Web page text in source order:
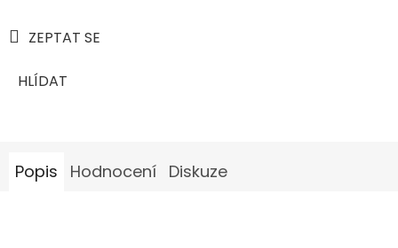
ZEPTAT SE
HLÍDAT
Popis Hodnocení Diskuze